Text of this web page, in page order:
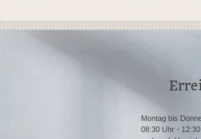
Montag bis
08:30 Uhr -